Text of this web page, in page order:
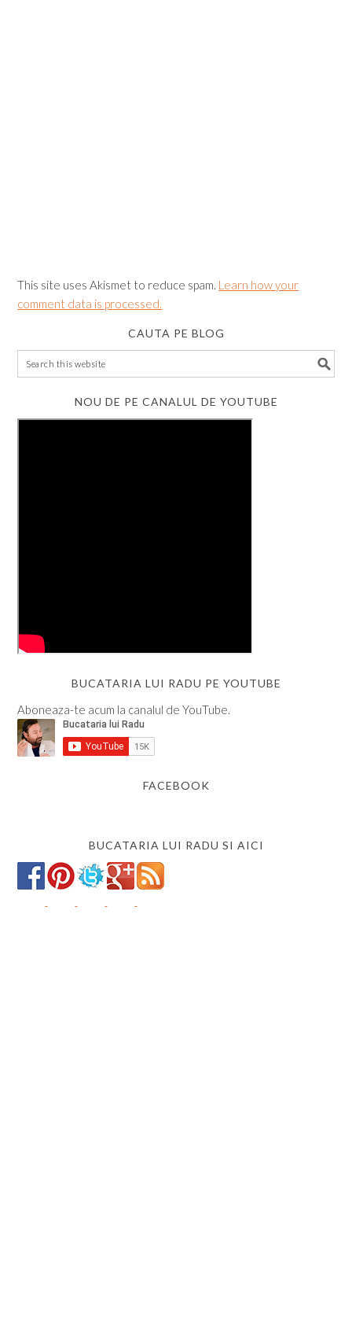
This site uses Akismet to reduce spam. Learn how your
comment data is processed.
CAUTA PE BLOG
NOU DE PE CANALUL DE YOUTUBE
BUCATARIA LUI RADU PE YOUTUBE
Aboneaza-te acum la canalul de YouTube.
FACEBOOK
BUCATARIA LUI RADU SI AICI